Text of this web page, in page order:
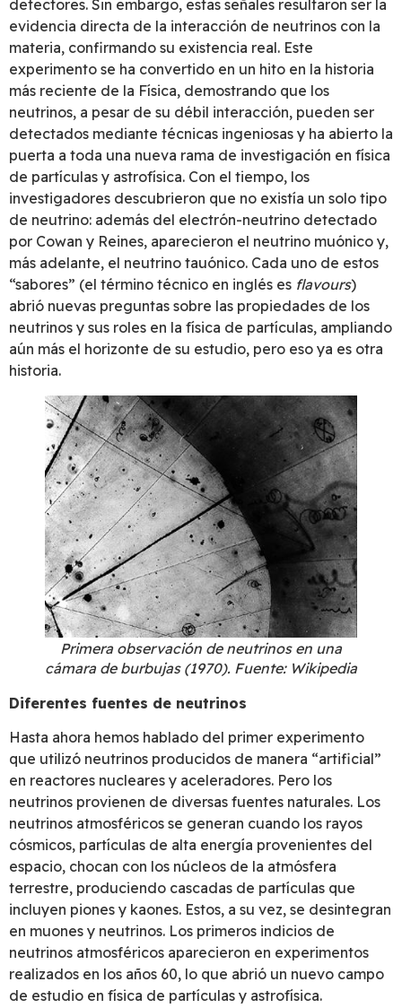
detectores. Sin embargo, estas señales resultaron ser la
evidencia directa de la interacción de neutrinos con la
materia, confirmando su existencia real. Este
experimento se ha convertido en un hito en la historia
más reciente de la Física, demostrando que los
neutrinos, a pesar de su débil interacción, pueden ser
detectados mediante técnicas ingeniosas y ha abierto la
puerta a toda una nueva rama de investigación en física
de partículas y astrofísica. Con el tiempo, los
investigadores descubrieron que no existía un solo tipo
de neutrino: además del electrón-neutrino detectado
por Cowan y Reines, aparecieron el neutrino muónico y,
más adelante, el neutrino tauónico. Cada uno de estos
“sabores” (el término técnico en inglés es flavours)
abrió nuevas preguntas sobre las propiedades de los
neutrinos y sus roles en la física de partículas, ampliando
aún más el horizonte de su estudio, pero eso ya es otra
historia.
Primera observación de neutrinos en una
cámara de burbujas (1970). Fuente: Wikipedia
Diferentes fuentes de neutrinos
Hasta ahora hemos hablado del primer experimento
que utilizó neutrinos producidos de manera “artificial”
en reactores nucleares y aceleradores. Pero los
neutrinos provienen de diversas fuentes naturales. Los
neutrinos atmosféricos se generan cuando los rayos
cósmicos, partículas de alta energía provenientes del
espacio, chocan con los núcleos de la atmósfera
terrestre, produciendo cascadas de partículas que
incluyen piones y kaones. Estos, a su vez, se desintegran
en muones y neutrinos. Los primeros indicios de
neutrinos atmosféricos aparecieron en experimentos
realizados en los años 60, lo que abrió un nuevo campo
de estudio en física de partículas y astrofísica.